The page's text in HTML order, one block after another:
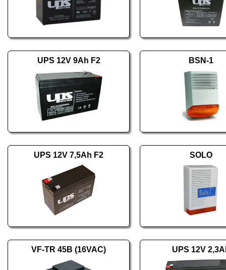
UPS 12V 9Ah F2 BSN-1
UPS 12V 7,5Ah F2 SOLO
VF-TR 45B (16VAC) UPS 12V